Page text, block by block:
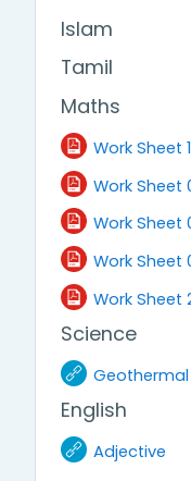
Islam
Tamil
Maths
Work Sheet
Work Sheet
Work Sheet
Work Sheet
Work Sheet
Science
Geothermal
English
AdjectiveURL